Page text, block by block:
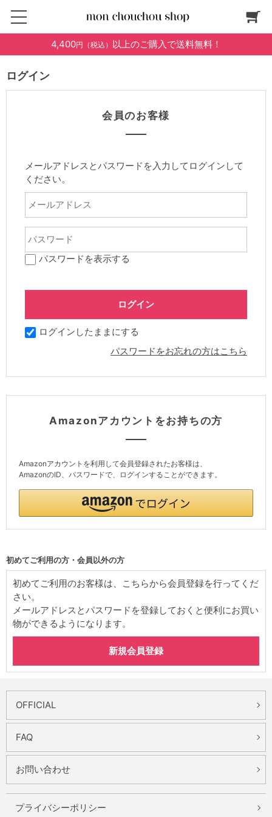
4,400円（税込） 以上のご購入で送料無料！
ログイン
会員のお客様
メールアドレスとパスワードを入力してログインして
ください。
パスワードを表示する
ログインしたままにする
パスワードをお忘れの方はこちら
Amazonアカウントをお持ちの方
Amazonアカウントを利用して会員登録されたお客様は、
AmazonのID、パスワードで、ログインすることができます。
初めてご利用の方・会員以外の方
初めてご利用のお客様は、こちらから会員登録を行ってくだ
さい。
メールアドレスとパスワードを登録しておくと便利にお買い
物ができるようになります。
OFFICIAL
FAQ
お問い合わせ
プライバシーポリシー